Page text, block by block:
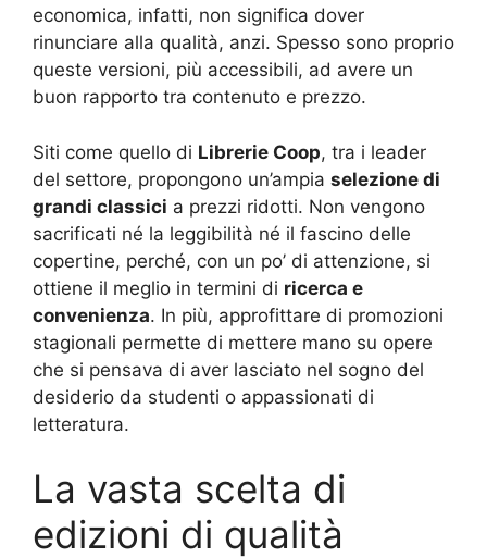
economica, infatti, non significa dover
rinunciare alla qualità, anzi. Spesso sono proprio
queste versioni, più accessibili, ad avere un
buon rapporto tra contenuto e prezzo.
Siti come quello di Librerie Coop, tra i leader
del settore, propongono un’ampia selezione di
grandi classici a prezzi ridotti. Non vengono
sacrificati né la leggibilità né il fascino delle
copertine, perché, con un po’ di attenzione, si
ottiene il meglio in termini di ricerca e
convenienza. In più, approfittare di promozioni
stagionali permette di mettere mano su opere
che si pensava di aver lasciato nel sogno del
desiderio da studenti o appassionati di
letteratura.
La vasta scelta di
edizioni di qualità